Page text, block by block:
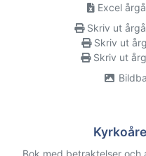
Excel
Skriv ut
Skriv ut
Skriv ut